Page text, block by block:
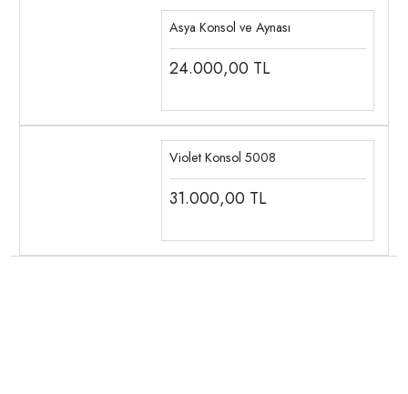
Asya Konsol ve Aynası
24.000,00 TL
Violet Konsol 5008
31.000,00 TL